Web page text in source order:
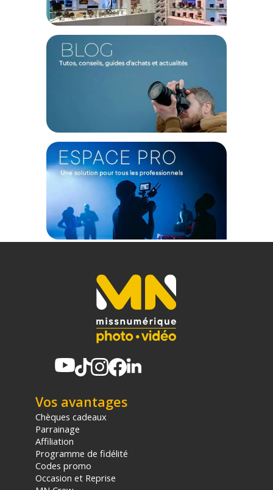
Vos avantages
Chèques cadeaux
Parrainage
Affiliation
Programme de fidélité
Codes promo
Occasion et Reprise